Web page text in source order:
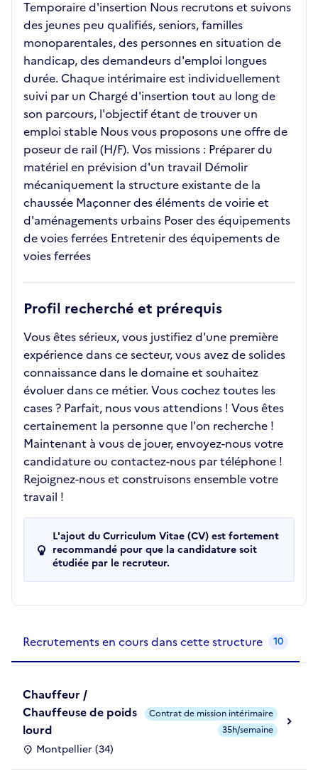
Temporaire d'insertion Nous recrutons et suivons
des jeunes peu qualifiés, seniors, familles
monoparentales, des personnes en situation de
handicap, des demandeurs d'emploi longues
durée. Chaque intérimaire est individuellement
suivi par un Chargé d'insertion tout au long de
son parcours, l'objectif étant de trouver un
emploi stable Nous vous proposons une offre de
poseur de rail (H/F). Vos missions : Préparer du
matériel en prévision d'un travail Démolir
mécaniquement la structure existante de la
chaussée Maçonner des éléments de voirie et
d'aménagements urbains Poser des équipements
de voies ferrées Entretenir des équipements de
voies ferrées
Profil recherché et prérequis
Vous êtes sérieux, vous justifiez d'une première
expérience dans ce secteur, vous avez de solides
connaissance dans le domaine et souhaitez
évoluer dans ce métier. Vous cochez toutes les
cases ? Parfait, nous vous attendions ! Vous êtes
certainement la personne que l'on recherche !
Maintenant à vous de jouer, envoyez-nous votre
candidature ou contactez-nous par téléphone !
Rejoignez-nous et construisons ensemble votre
travail !
L'ajout du Curriculum Vitae (CV) est fortement
recommandé pour que la candidature soit
étudiée par le recruteur.
Recrutements en cours dans cette structure 10
Chauffeur /
Chauffeuse de poids
lourd
Montpellier (34)
Contrat de mission intérimaire
35h/semaine